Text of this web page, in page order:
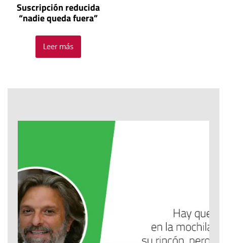
Suscripción reducida
“nadie queda fuera”
Leer más